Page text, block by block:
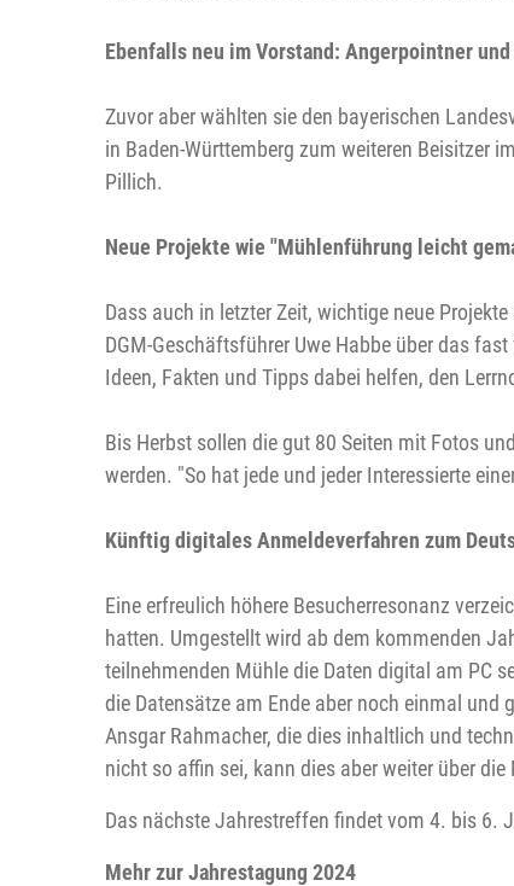
Ebenfalls neu im Vorstand: Angerpointner
Zuvor aber wählten sie den bayerischen
in Baden-Württemberg zum weiteren Beisitzer
Pillich.
Neue Projekte wie "Mühlenführung leicht
Dass auch in letzter Zeit, wichtige neue
DGM-Geschäftsführer Uwe Habbe über das
Ideen, Fakten und Tipps dabei helfen, den
Bis Herbst sollen die gut 80 Seiten mit Fotos
werden. "So hat jede und jeder Interessierte
Künftig digitales Anmeldeverfahren zum
Eine erfreulich höhere Besucherresonanz
hatten. Umgestellt wird ab dem kommenden
teilnehmenden Mühle die Daten digital am PC
die Datensätze am Ende aber noch einmal
Ansgar Rahmacher, die dies inhaltlich und
nicht so affin sei, kann dies aber weiter über
Das nächste Jahrestreffen findet vom 4. bis 6.
Mehr zur Jahrestagung 2024